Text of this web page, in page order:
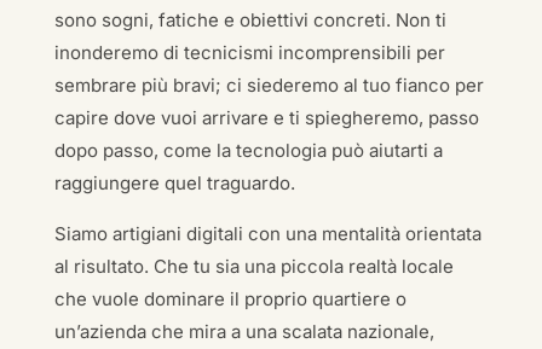
sono sogni, fatiche e obiettivi concreti. Non ti
inonderemo di tecnicismi incomprensibili per
sembrare più bravi; ci siederemo al tuo fianco per
capire dove vuoi arrivare e ti spiegheremo, passo
dopo passo, come la tecnologia può aiutarti a
raggiungere quel traguardo.
Siamo artigiani digitali con una mentalità orientata
al risultato. Che tu sia una piccola realtà locale
che vuole dominare il proprio quartiere o
un’azienda che mira a una scalata nazionale,